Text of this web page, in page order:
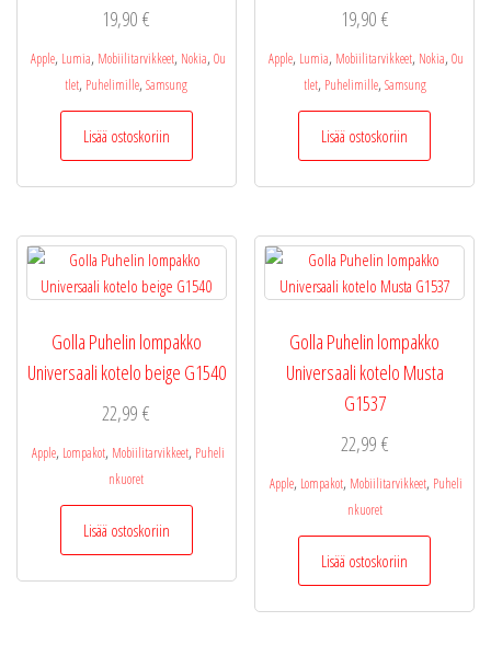
19,90€
Apple, Lumia, Mobiilitarvikkeet, Nokia, Ou
tlet, Puhelimille, Samsung
Lisää ostoskoriin
19,90 €
Apple, Lumia, Mobiilitarvikkeet, Nokia, Ou
tlet, Puhelimille, Samsung
Lisää ostoskoriin
Golla Puhelin lompakko
Universaali kotelo beige G1540
22,99€
Apple, Lompakot, Mobiilitarvikkeet, Puheli
nkuoret
Lisää ostoskoriin
Golla Puhelin lompakko
Universaali kotelo Musta
G1537
22,99 €
Apple, Lompakot, Mobiilitarvikkeet, Puheli
nkuoret
Lisää ostoskoriin